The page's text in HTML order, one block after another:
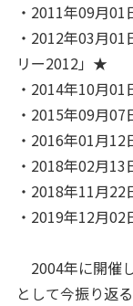
・2011年09月01
・2012年03月
リー2012」★
・2014年10月
・2015年09月
・2016年01月
・2018年02月
・2018年11月22
・2019年12月02
2004年に開催
として今振り返